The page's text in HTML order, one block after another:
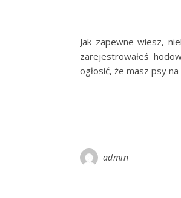
Jak zapewne wiesz,
zarejestrowałeś
ogłosić, że masz psy
admin